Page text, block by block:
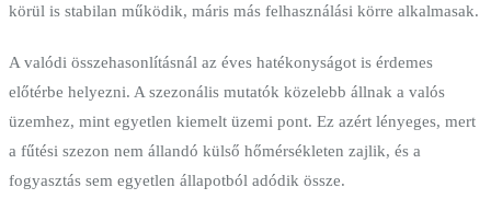
körül is stabilan működik, máris más felhasználási körre alkalmasak.
A valódi összehasonlításnál az éves hatékonyságot is érdemes
előtérbe helyezni. A szezonális mutatók közelebb állnak a valós
üzemhez, mint egyetlen kiemelt üzemi pont. Ez azért lényeges, mert
a fűtési szezon nem állandó külső hőmérsékleten zajlik, és a
fogyasztás sem egyetlen állapotból adódik össze.